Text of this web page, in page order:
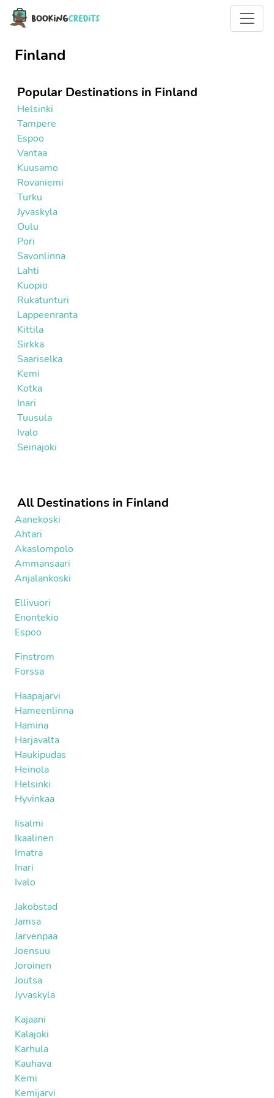
Finland
Popular Destinations in Finland
Helsinki
Tampere
Espoo
Vantaa
Kuusamo
Rovaniemi
Turku
Jyvaskyla
Oulu
Pori
Savonlinna
Lahti
Kuopio
Rukatunturi
Lappeenranta
Kittila
Sirkka
Saariselka
Kemi
Kotka
Inari
Tuusula
Ivalo
Seinajoki
All Destinations in Finland
Aanekoski
Ahtari
Akaslompolo
Ammansaari
Anjalankoski
Ellivuori
Enontekio
Espoo
Finstrom
Forssa
Haapajarvi
Hameenlinna
Hamina
Harjavalta
Haukipudas
Heinola
Helsinki
Hyvinkaa
Iisalmi
Ikaalinen
Imatra
Inari
Ivalo
Jakobstad
Jamsa
Jarvenpaa
Joensuu
Joroinen
Joutsa
Jyvaskyla
Kajaani
Kalajoki
Karhula
Kauhava
Kemi
Kemijarvi